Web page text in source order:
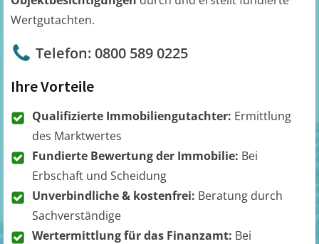
Wertgutachten.
Telefon: 0800 589 0225
Ihre Vorteile
Qualifizierte Immobiliengutachter: Ermittlung
des Marktwertes
Fundierte Bewertung der Immobilie: Bei
Erbschaft und Scheidung
Unverbindliche & kostenfrei: Beratung durch
Sachverständige
Wertermittlung für das Finanzamt: Bei